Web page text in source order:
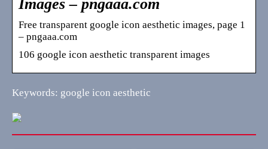
Images – pngaaa.com
Free transparent google icon aesthetic images, page 1
– pngaaa.com
106 google icon aesthetic transparent images
Keywords: google icon aesthetic